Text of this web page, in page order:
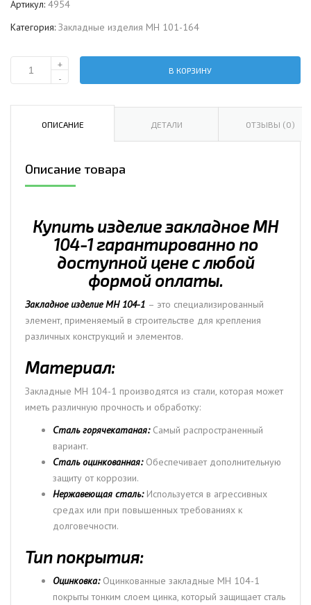
Артикул: 4954
Категория: Закладные изделия МН 101-164
Количество
закладное
+
-
В КОРЗИНУ
ОПИСАНИЕ ДЕТАЛИ ОТЗЫВЫ (0)
Описание товара
Купить изделие закладное МН
104-1 гарантированно по
доступной цене с любой
формой оплаты.
Закладное изделие МН 104-1 – это специализированный
элемент, применяемый в строительстве для крепления
различных конструкций и элементов.
Материал:
Закладные МН 104-1 производятся из стали, которая может
иметь различную прочность и обработку:
Сталь горячекатаная:Самый распространенный
вариант.
Сталь оцинкованная:Обеспечивает дополнительную
защиту от коррозии.
Нержавеющая сталь:Используется в агрессивных
средах или при повышенных требованиях к
долговечности.
Тип покрытия:
Оцинковка: Оцинкованные закладные МН 104-1
покрыты тонким слоем цинка, который защищает сталь